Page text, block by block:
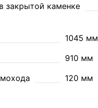
закрытой каменке
1045 мм
910 мм
120 мм